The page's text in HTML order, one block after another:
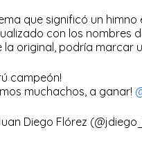
que significó un himno
con los nombres
la original, podría marcar
campeón!
muchachos, a ganar!
Diego Flórez